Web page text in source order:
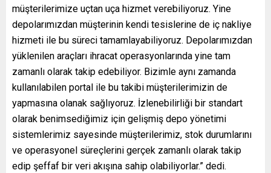
müşterilerimize uçtan uça hizmet verebiliyoruz. Yine
depolarımızdan müşterinin kendi tesislerine de iç nakliye
hizmeti ile bu süreci tamamlayabiliyoruz. Depolarımızdan
yüklenilen araçları ihracat operasyonlarında yine tam
zamanlı olarak takip edebiliyor. Bizimle aynı zamanda
kullanılabilen portal ile bu takibi müşterilerimizin de
yapmasına olanak sağlıyoruz. İzlenebilirliği bir standart
olarak benimsediğimiz için gelişmiş depo yönetimi
sistemlerimiz sayesinde müşterilerimiz, stok durumlarını
ve operasyonel süreçlerini gerçek zamanlı olarak takip
edip şeffaf bir veri akışına sahip olabiliyorlar.” dedi.